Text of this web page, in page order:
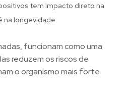
tem impacto direto na
na longevidade.
funcionam como uma
reduzem os riscos de
o organismo mais forte